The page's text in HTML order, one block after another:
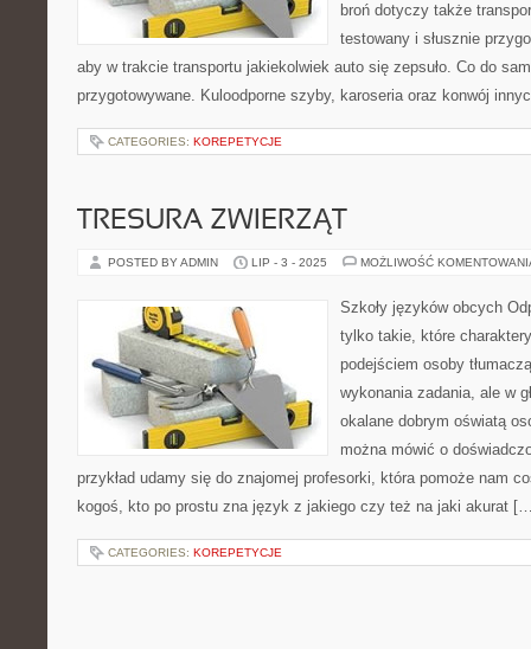
broń dotyczy także
testowany i słusznie
aby w trakcie transportu jakiekolwiek auto się zepsuło. Co do
przygotowywane. Kuloodporne szyby, karoseria oraz konwój
CATEGORIES: KOREPETYCJE
TRESURA ZWIERZĄT
POSTED BY ADMIN LIP - 3 - 2025 MOŻLIWOŚĆ
Szkoły języków obcych
tylko takie, które
podejściem osoby
wykonania zadania, ale w
okalane dobrym oświatą
można mówić o
przykład udamy się do znajomej profesorki, która pomoże nam
kogoś, kto po prostu zna język z jakiego czy też na jaki akurat
CATEGORIES: KOREPETYCJE